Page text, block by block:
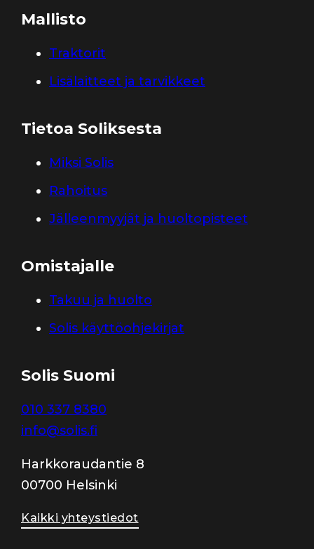
Mallisto
Traktorit
Lisälaitteet ja tarvikkeet
Tietoa Soliksesta
Miksi Solis
Rahoitus
Jälleenmyyjät ja huoltopisteet
Omistajalle
Takuu ja huolto
Solis käyttöohjekirjat
Solis Suomi
010 337 8380
info@solis.fi
Harkkoraudantie 8
00700 Helsinki
Kaikki yhteystiedot